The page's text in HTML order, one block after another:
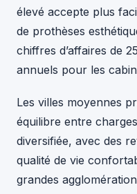
élevé accepte plus
de prothèses
chiffres d’affaires de
annuels pour les
Les villes moyennes
équilibre entre
diversifiée, avec des
qualité de vie
grandes